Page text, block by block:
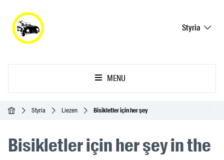
Styria
MENU
Ana SayfaStyria Liezen Bisikletler için her şey
Bisikletler için her şey in the